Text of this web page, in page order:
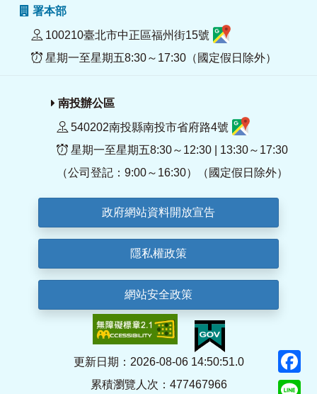
署本部
100210臺北市中正區福州街15號
星期一至星期五8:30～17:30（國定假日除外）
南投辦公區
540202南投縣南投市省府路4號
星期一至星期五8:30～12:30 | 13:30～17:30
（公司登記：9:00～16:30）（國定假日除外）
政府網站資料開放宣告
隱私權政策
網站安全政策
更新日期：2026-08-06 14:50:51.0
累積瀏覽人次：477467966